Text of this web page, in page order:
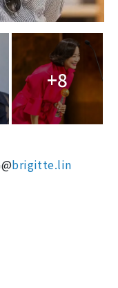
+8
brigitte.lin